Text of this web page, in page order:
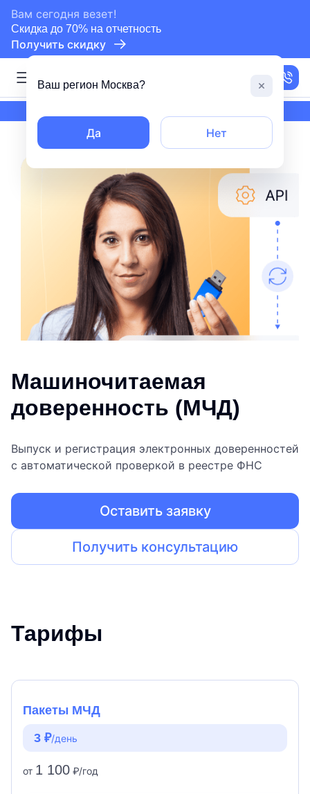
Вам сегодня везет!
Скидка до 70% на отчетность
Получить скидку
Москва
сертифицированный партнер СБИС
Машиночитаемая
доверенность (МЧД)
Выпуск и регистрация электронных доверенностей
с автоматической проверкой в реестре ФНС
Оставить заявку
Получить консультацию
Тарифы
Пакеты МЧД
3 ₽/день
от 1 100 ₽/год
Ваш регион Москва?
Да Нет